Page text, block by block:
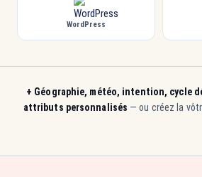
WordPress
+ Géographie, météo, intention, cycle
attributs personnalisés — ou créez la